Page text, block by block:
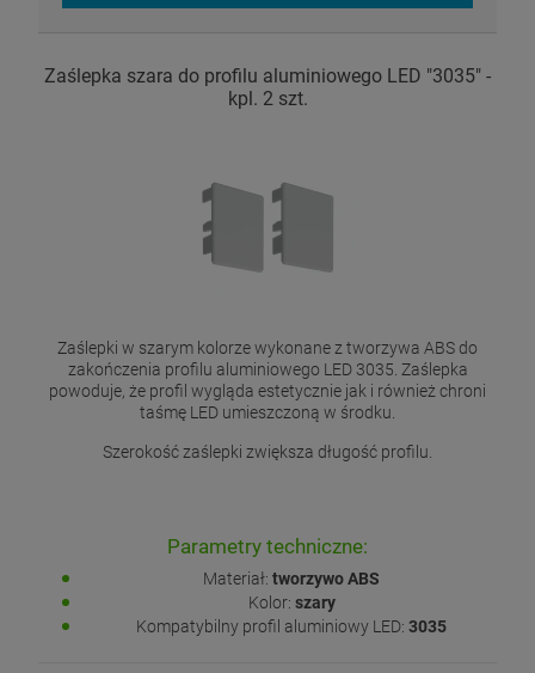
Zaślepka szara do profilu aluminiowego LED "3035" -
kpl. 2 szt.
Zaślepki w szarym kolorze wykonane z tworzywa ABS do
zakończenia profilu aluminiowego LED 3035. Zaślepka
powoduje, że profil wygląda estetycznie jak i również chroni
taśmę LED umieszczoną w środku.
Szerokość zaślepki zwiększa długość profilu.
Parametry techniczne:
Materiał: tworzywo ABS
Kolor: szary
Kompatybilny profil aluminiowy LED: 3035